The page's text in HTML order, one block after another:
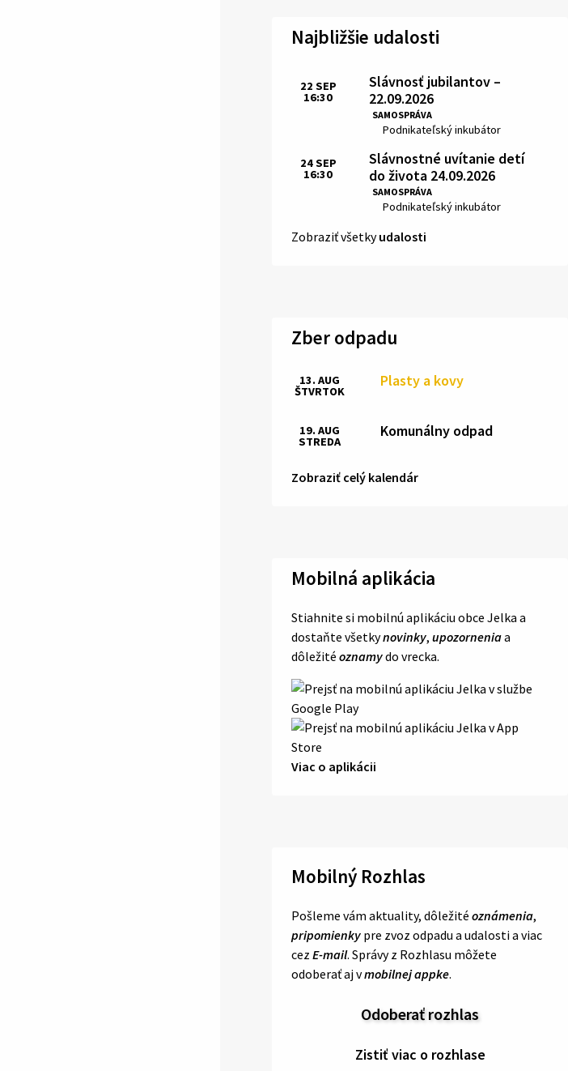
Najbližšie udalosti
Slávnosť jubilantov –
22.09.2026
SAMOSPRÁVA
Miesto:
Podnikateľský inkubátor
Čas:
22 SEP
16:30
Slávnostné uvítanie detí
do života 24.09.2026
SAMOSPRÁVA
Miesto:
Podnikateľský inkubátor
Čas:
24SEP
16:30
Zobraziť všetkyudalosti
Zber odpadu
Plasty a kovy
13. AUG
ŠTVRTOK
Komunálny odpad
19. AUG
STREDA
Zobraziť celý kalendár
Mobilná aplikácia
Stiahnite si mobilnú aplikáciu obce Jelka a
dostaňte všetkynovinky, upozorneniaa
dôležité oznamydo vrecka.
Viac o aplikácii
Mobilný Rozhlas
Pošleme vám aktuality, dôležité oznámenia,
pripomienky pre zvoz odpadu a udalosti a viac
cez E-mail. Správy z Rozhlasu môžete
odoberať aj vmobilnej appke.
Odoberať rozhlas
Zistiť viac o rozhlase